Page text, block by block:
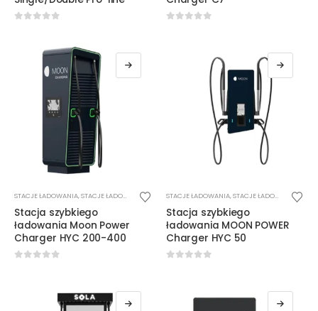
STACJE ŁADOWANIA,STACJE ŁADOWANIA DC
Stacja szybkiego
ładowania Moon Power
Charger HYC 200-400
STACJE ŁADOWANIA,STACJE ŁADOWANIA DC
Stacja szybkiego
ładowania MOON POWER
Charger HYC 50